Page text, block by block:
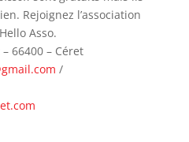
Rejoignez l’association
Asso.
66400 – Céret
/